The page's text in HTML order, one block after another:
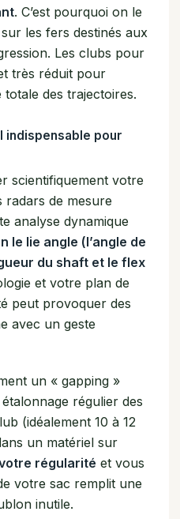
. C’est pourquoi on le
les fers destinés aux
Les clubs pour
très réduit pour
des trajectoires.
indispensable pour
scientifiquement votre
radars de mesure
analyse dynamique
le lie angle (l’angle de
du shaft et le flex
et votre plan de
peut provoquer des
avec un geste
un « gapping »
régulier des
(idéalement 10 à 12
un matériel sur
régularité et vous
votre sac remplit une
inutile.